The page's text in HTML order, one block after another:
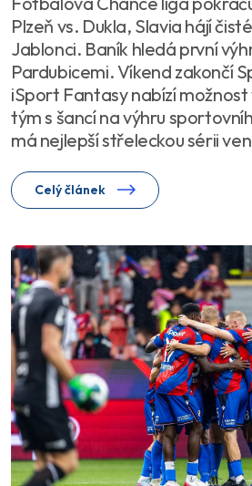
Plzeň vs. Dukla, Slavia hájí
Jablonci. Baník hledá první
Pardubicemi. Víkend zakončí
iSport Fantasy nabízí
tým s šancí na výhru
má nejlepší střeleckou sérii
Celý článek